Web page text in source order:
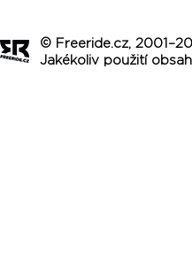
© Freeride.cz,
Jakékoliv použití